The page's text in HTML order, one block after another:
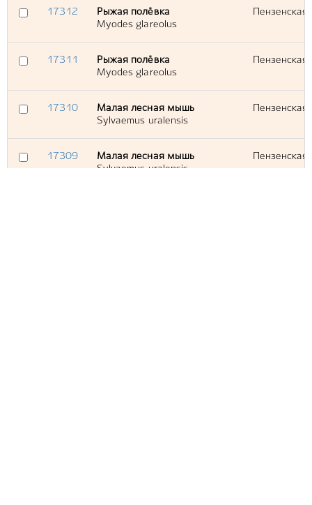
17312
Рыжая полёвка
Myodes glareolus
17311
Рыжая полёвка
Myodes glareolus
17310
Малая лесная мышь
Sylvaemus uralensis
17309
Малая лесная мышь
Sylvaemus uralensis